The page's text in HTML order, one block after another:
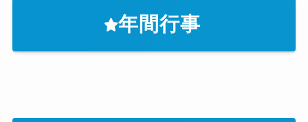
年間行事